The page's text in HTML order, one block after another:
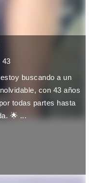
43
buscando a un
con 43 años
todas partes hasta
🌟 ...